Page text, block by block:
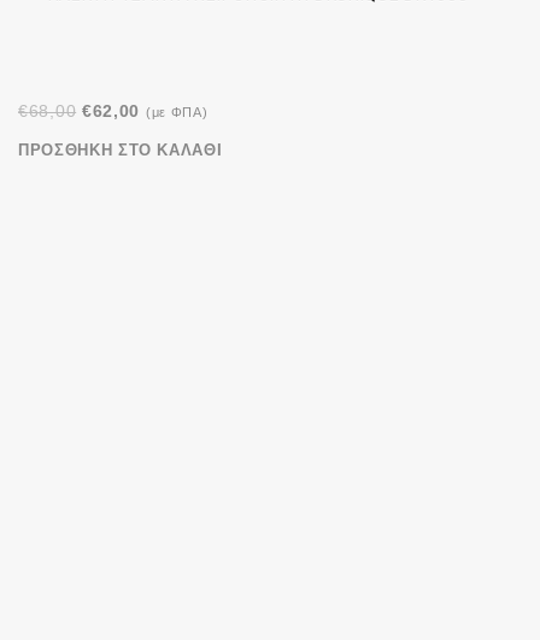
€68,00 Original
€62,00 Η(με ΦΠΑ)
ΠΡΟΣΘΉΚΗ ΣΤΟ ΚΑΛΆΘΙ